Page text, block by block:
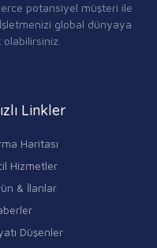
potansiyel müşteri ile
global dünyaya
Linkler
Haritası
Hizmetler
& İlanlar
Düşenler